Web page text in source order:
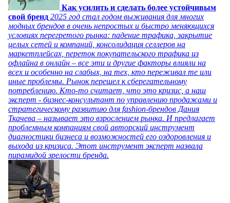
Как усилить и сделать более устойчивым
свой бренд 2025 год стал годом выживания для многих
модных брендов в очень непростых и быстро меняющихся
условиях перегретого рынка: падение трафика, закрытие
целых сетей и компаний, консолидация селлеров на
маркетплейсах, переток покупательского трафика из
офлайна в онлайн – все эти и другие факторы влияли на
всех и особенно на слабых, на тех, кто переживал те или
иные проблемы. Рынок перешел к сберегательному
потреблению. Кто-то считает, что это кризис, а наш
эксперт - бизнес-консультант по управлению продажами и
стратегическому развитию для fashion-брендов Дания
Ткачева – называет это взрослением рынка. И предлагает
проблемным компаниям свой авторский инструмент
диагностики бизнеса и возможностей его оздоровления и
выхода из кризиса. Этот инструмент эксперт назвала
пирамидой зрелости бренда.